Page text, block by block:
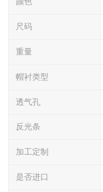
尺码
重量
帽衬类型
透气孔
反光条
加工定制
是否进口